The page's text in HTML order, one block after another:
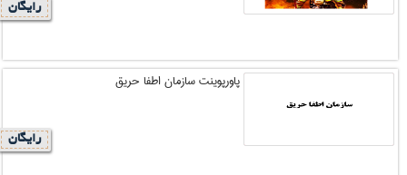
رایگان
پاورپوینت سازمان اطفا حریق
رایگان